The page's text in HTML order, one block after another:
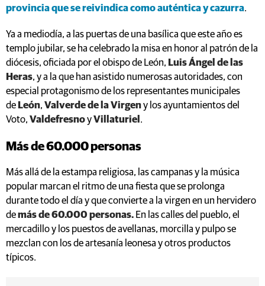
provincia que se reivindica como auténtica y cazurra.
Ya a mediodía, a las puertas de una basílica que este año es
templo jubilar, se ha celebrado la misa en honor al patrón de la
diócesis, oficiada por el obispo de León, Luis Ángel de las
Heras, y a la que han asistido numerosas autoridades, con
especial protagonismo de los representantes municipales
de León, Valverde de la Virgeny los ayuntamientos del
Voto, ValdefresnoyVillaturiel .
Más de 60.000 personas
Más allá de la estampa religiosa, las campanas y la música
popular marcan el ritmo de una fiesta que se prolonga
durante todo el día y que convierte a la virgen en un hervidero
demás de 60.000 personas. En las calles del pueblo, el
mercadillo y los puestos de avellanas, morcilla y pulpo se
mezclan con los de artesanía leonesa y otros productos
típicos.